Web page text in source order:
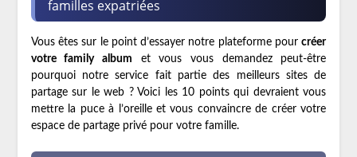
familles expatriées
Vous êtes sur le point d’essayer notre plateforme pourcréer
votre family album et vous vous demandez peut-être
pourquoi notre service fait partie des meilleurs sites de
partage sur le web ? Voici les 10 points qui devraient vous
mettre la puce à l’oreille et vous convaincre de créer votre
espace de partage privé pour votre famille.